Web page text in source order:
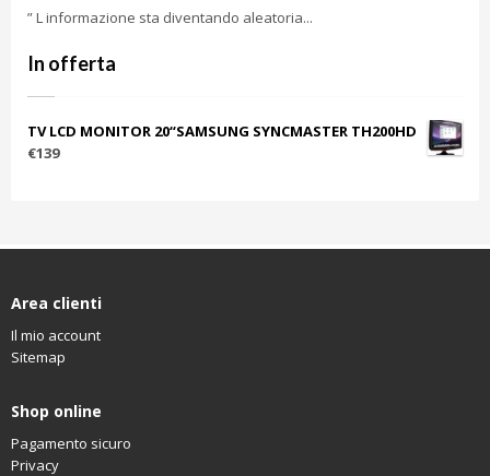
” L informazione sta diventando aleatoria...
In offerta
TV LCD MONITOR 20“SAMSUNG SYNCMASTER TH200HD
€139
Area clienti
Il mio account
Sitemap
Shop online
Pagamento sicuro
Privacy